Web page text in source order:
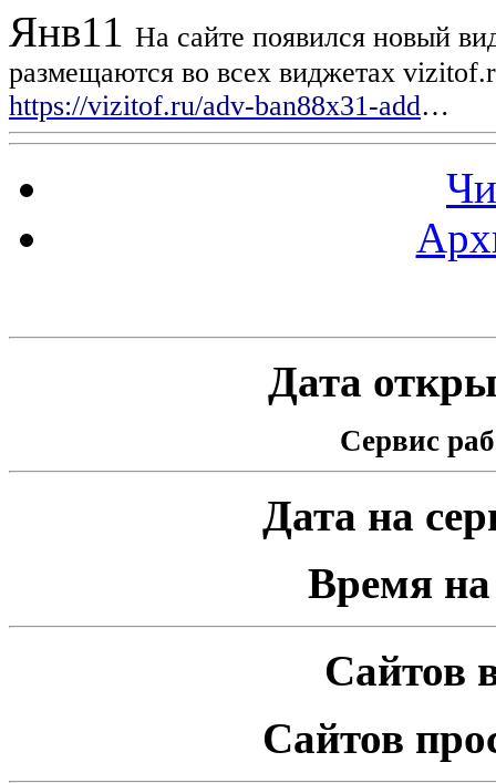
Янв11 На сайте появился новый
размещаются во всех виджетах
https://vizitof.ru/adv-ban88x31-add…
Дата
Сервис
Дата на
Время на
Сайтов
Сайтов